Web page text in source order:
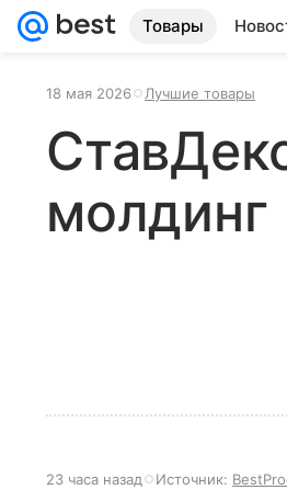
Товары
18 мая 2026 Лучшие товары
молдинг
23 часа назад Источник: